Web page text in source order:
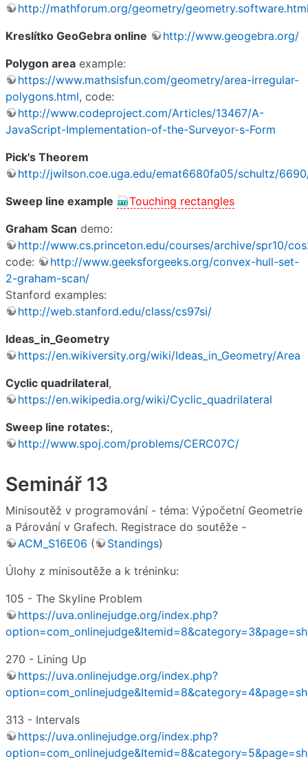
http://mathforum.org/geometry/
Kreslítko GeoGebra online
http://www.geogebra.org/
Polygon area example:
https://www.mathsisfun.com/geometry/area-irregular-
polygons.html, code:
http://www.codeproject.com/Articles/13467/A-
JavaScript-Implementation-of-the-Surveyor-s-Form
Pick's Theorem
http://jwilson.coe.uga.edu/emat6680fa05/schultz/
Sweep line example
Touching rectangles
Graham Scan demo:
http://www.cs.princeton.edu/courses/archive/spr10/
code:
http://www.geeksforgeeks.org/convex-hull-set-
2-graham-scan/
Stanford examples:
http://web.stanford.edu/class/cs97si/
Ideas_in_Geometry
https://en.wikiversity.org/wiki/Ideas_in_Geometry/Area
Cyclic quadrilateral,
https://en.wikipedia.org/wiki/Cyclic_quadrilateral
Sweep line rotates:,
http://www.spoj.com/problems/CERC07C/
Seminář 13
Minisoutěž v programování - téma: Výpočetní Geometrie
a Párování v Grafech. Registrace do soutěže -
ACM_S16E06 ( Standings)
Úlohy z minisoutěže a k tréninku:
105 - The Skyline Problem
https://uva.onlinejudge.org/index.php?
270 - Lining Up
https://uva.onlinejudge.org/index.php?
313 - Intervals
https://uva.onlinejudge.org/index.php?